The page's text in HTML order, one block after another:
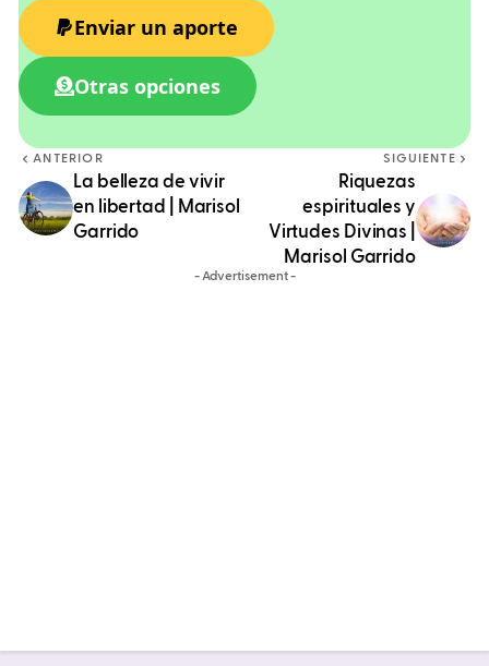
Enviar un aporte
Otras opciones
ANTERIOR
La belleza de vivir
en libertad | Marisol
Garrido
SIGUIENTE
Riquezas
espirituales y
Virtudes Divinas |
Marisol Garrido
- Advertisement -